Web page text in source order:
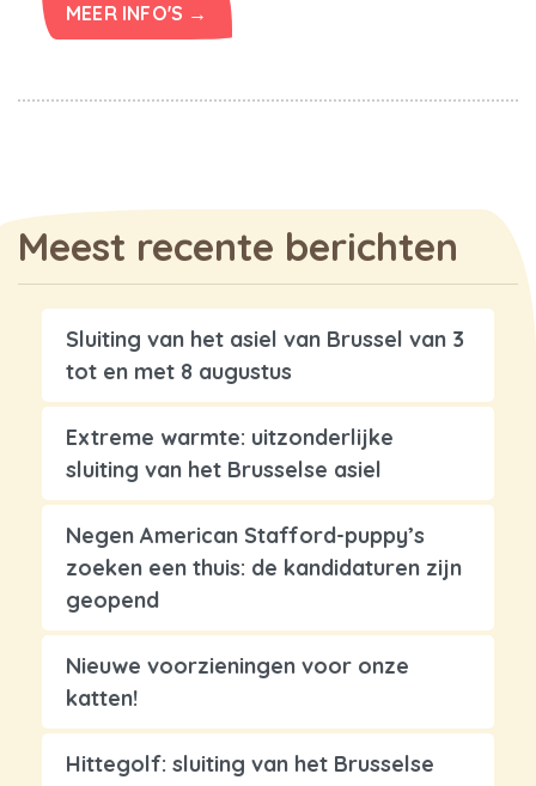
MEER INFO'S →
Meest recente berichten
Sluiting van het asiel van Brussel van 3
tot en met 8 augustus
Extreme warmte: uitzonderlijke
sluiting van het Brusselse asiel
Negen American Stafford-puppy’s
zoeken een thuis: de kandidaturen zijn
geopend
Nieuwe voorzieningen voor onze
katten!
Hittegolf: sluiting van het Brusselse